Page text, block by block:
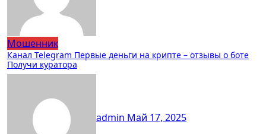
Мошенник
Канал Telegram Первые деньги на крипте – отзывы о боте
Получи куратора
admin Май 17, 2025